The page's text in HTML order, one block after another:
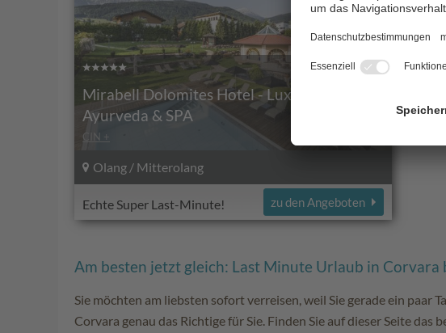
Mirabell Dolomites Hotel - Luxury
Ayurveda & SPA
CIN +
Olang / Mitterolang
Echte Super Last-Minute! zu den Angeboten
Am besten jetzt gleich: Last Minute Urlaub in Corvara
Sie möchten am liebsten sofort verreisen, weil Sie gerade ein paar
Corvara genau das Richtige für Sie. Finden Sie auf dieser Seite das